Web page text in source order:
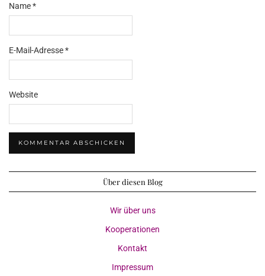
Name*
E-Mail-Adresse*
Website
Über diesen Blog
Wir über uns
Kooperationen
Kontakt
Impressum